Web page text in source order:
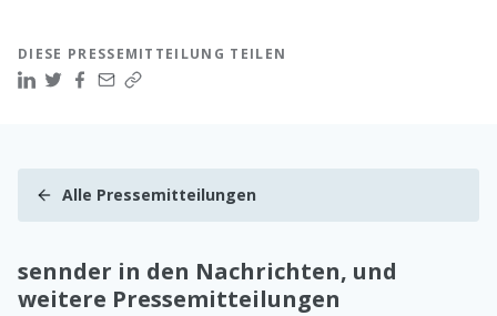
DIESE PRESSEMITTEILUNG TEILEN
Alle Pressemitteilungen
sennder in den Nachrichten, und
weitere Pressemitteilungen